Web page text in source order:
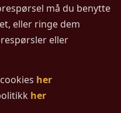
må du benytte
eller ringe dem
eller
her
her